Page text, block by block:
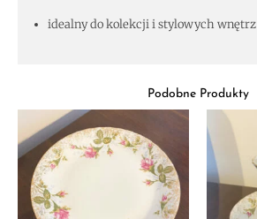
idealny do kolekcji i stylowych wnętrz
Podobne Produkty